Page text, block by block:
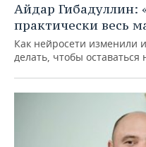
Айдар Гибадуллин:
практически весь
Как нейросети изменили
делать, чтобы оставаться